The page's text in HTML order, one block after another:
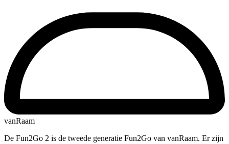
vanRaam
De Fun2Go 2 is de tweede generatie Fun2Go van vanRaam. Er zijn